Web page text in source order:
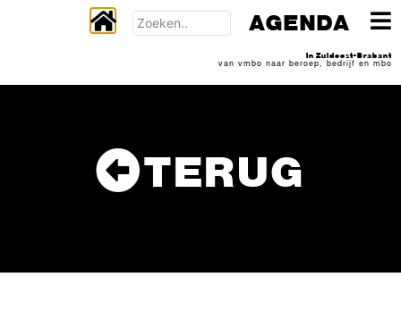
TERUG
AGENDA
In Zuidoost-Brabant
van vmbo naar beroep, bedrijf en mbo